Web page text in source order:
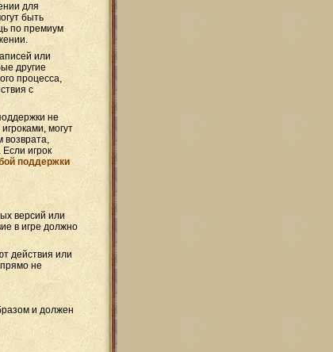
для
быть
по премиум
или
другие
процесса,
с
не
могут
возврата,
игрок
поддержки
версий или
в игре должно
действия или
не
и должен